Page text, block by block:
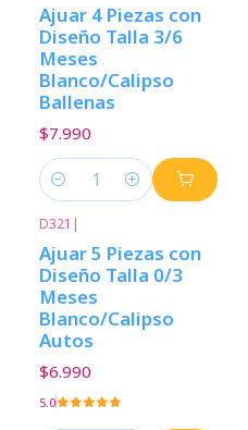
Ajuar 4 Piezas con
Diseño Talla 3/6
Meses
Blanco/Calipso
Ballenas
$7.990
Cantidad
D321 |
Ajuar 5 Piezas con
Diseño Talla 0/3
Meses
Blanco/Calipso
Autos
$6.990
5.0